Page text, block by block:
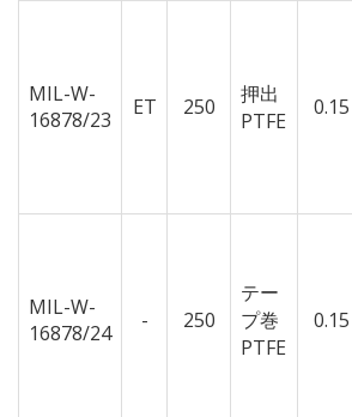
MIL-W-
16878/23
ET 250
押出
PTFE
0.15
MIL-W-
16878/24
- 250
テー
プ巻
PTFE
0.15